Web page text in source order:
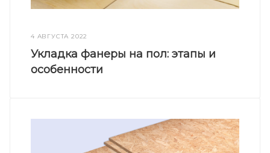
4 АВГУСТА 2022
Укладка фанеры на пол: этапы и
особенности